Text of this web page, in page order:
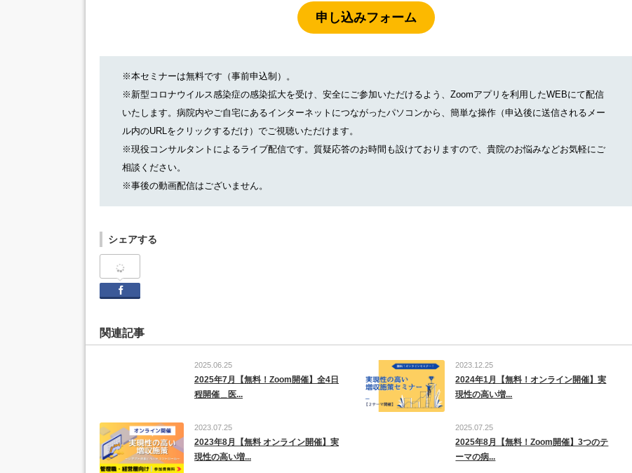
申し込みフォーム
※本セミナーは無料です（事前申込制）。
※新型コロナウイルス感染症の感染拡大を受け、安全にご参加いただけるよう、Zoomアプリを利用したWEBにて配信
いたします。病院内やご自宅にあるインターネットにつながったパソコンから、簡単な操作（申込後に送信されるメー
ル内のURLをクリックするだけ）でご視聴いただけます。
※現役コンサルタントによるライブ配信です。質疑応答のお時間も設けておりますので、貴院のお悩みなどお気軽にご
相談ください。
※事後の動画配信はございません。
シェアする
関連記事
2025.06.25
2025年7月【無料！Zoom開催】全4日
程開催＿医...
2023.12.25
2024年1月【無料！オンライン開催】実
現性の高い増...
2023.07.25
2023年8月【無料 オンライン開催】実
現性の高い増...
2025.07.25
2025年8月【無料！Zoom開催】3つのテ
ーマの病...